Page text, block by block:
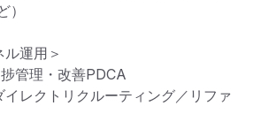
運用＞
管理・改善PDCA
レクトリクルーティング／リファ